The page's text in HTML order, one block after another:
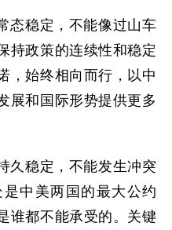
态稳定，不能像过山车
持政策的连续性和稳定
，始终相向而行，以中
展和国际形势提供更多
久稳定，不能发生冲突
中美两国的最大公约
谁都不能承受的。关键